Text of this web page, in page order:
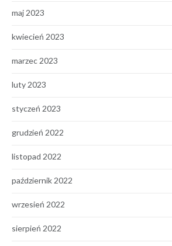
maj 2023
kwiecień 2023
marzec 2023
luty 2023
styczeń 2023
grudzień 2022
listopad 2022
październik 2022
wrzesień 2022
sierpień 2022